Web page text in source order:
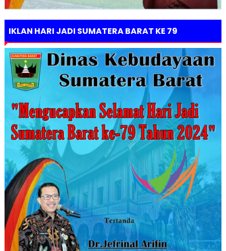
IKLAN HARI JADI SUMATERA BARAT KE 79